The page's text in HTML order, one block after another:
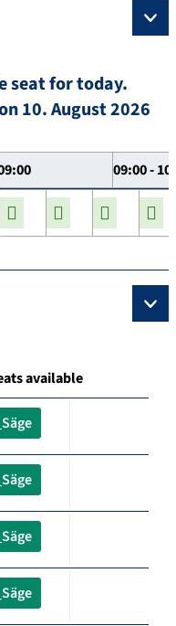
seat for today.
10. August 2026
09:00 -
available